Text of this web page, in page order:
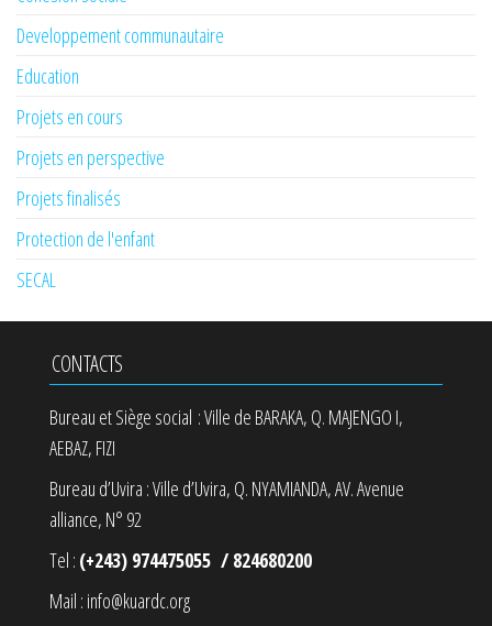
Developpement communautaire
Education
Projets en cours
Projets en perspective
Projets finalisés
Protection de l'enfant
SECAL
CONTACTS
Bureau et Siège social : Ville de BARAKA, Q. MAJENGO I,
AEBAZ, FIZI
Bureau d’Uvira : Ville d’Uvira, Q. NYAMIANDA, AV. Avenue
alliance, N° 92
Tel : (+243) 974475055 / 824680200
Mail : info@kuardc.org